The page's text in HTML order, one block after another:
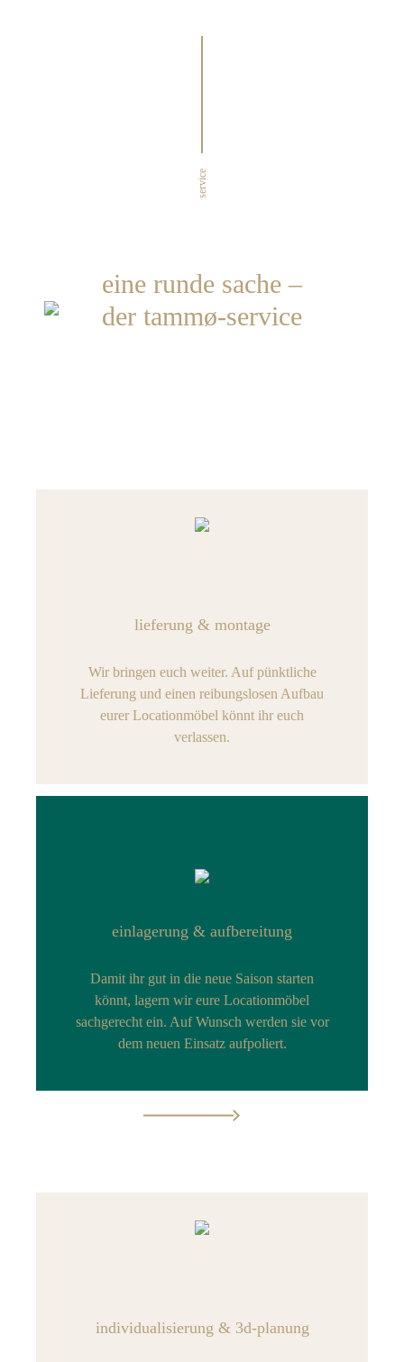
service
eine runde sache –
der tammø-service
lieferung & montage
Wir bringen euch weiter. Auf pünktliche
Lieferung und einen reibungslosen Aufbau
eurer Locationmöbel könnt ihr euch
verlassen.
einlagerung & aufbereitung
Damit ihr gut in die neue Saison starten
könnt, lagern wir eure Locationmöbel
sachgerecht ein. Auf Wunsch werden sie vor
dem neuen Einsatz aufpoliert.
individualisierung & 3d-planung